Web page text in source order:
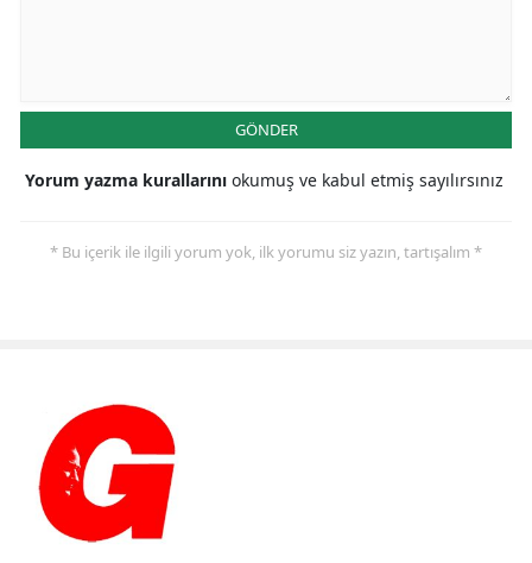
GÖNDER
Yorum yazma kurallarını okumuş ve kabul etmiş sayılırsınız
* Bu içerik ile ilgili yorum yok, ilk yorumu siz yazın, tartışalım *